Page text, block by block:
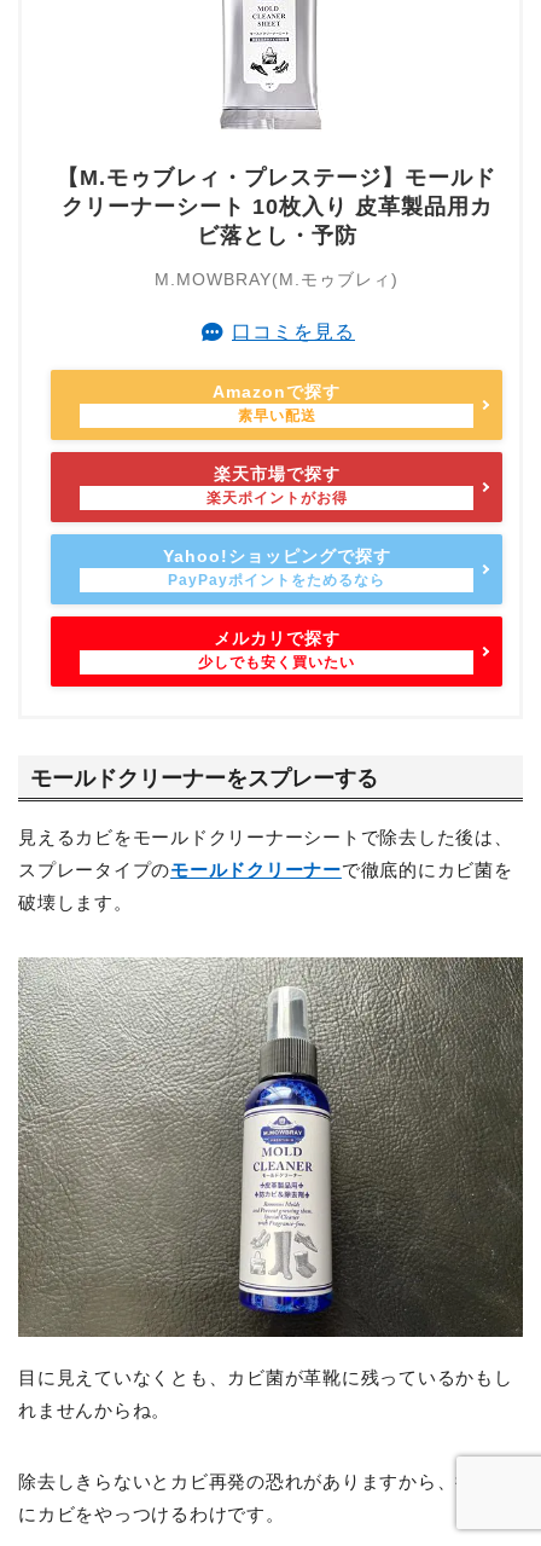
【M.モゥブレィ・プレステージ】モールド
クリーナーシート 10枚入り 皮革製品用カ
ビ落とし・予防
M.MOWBRAY(M.モゥブレィ)
口コミを見る
Amazonで探す
楽天市場で探す
Yahoo!ショッピングで探す
メルカリで探す
モールドクリーナーをスプレーする
見えるカビをモールドクリーナーシートで除去した後は、
スプレータイプのモールドクリーナーで徹底的にカビ菌を
破壊します。
目に見えていなくとも、カビ菌が革靴に残っているかもし
れませんからね。
除去しきらないとカビ再発の恐れがありますから、徹底的
にカビをやっつけるわけです。